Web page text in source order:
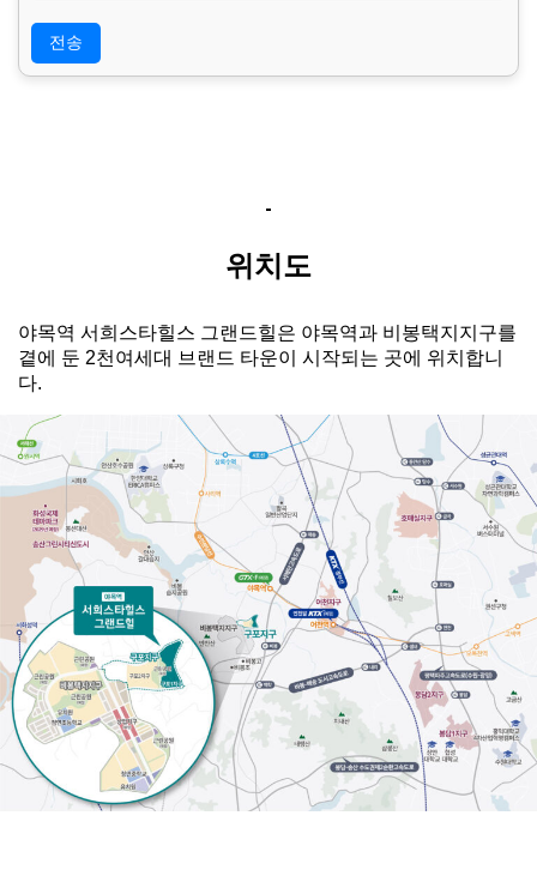
위치도
야목역 서희스타힐스 그랜드힐은 야목역과 비봉택지지구를
곁에 둔 2천여세대 브랜드 타운이 시작되는 곳에 위치합니
다.